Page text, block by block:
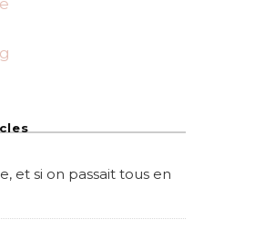
et si on passait tous en